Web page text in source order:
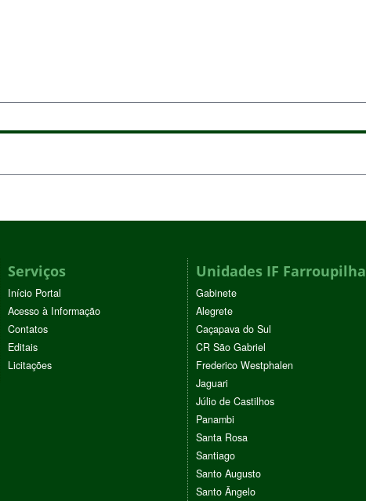
Serviços
Início Portal
Acesso à Informação
Contatos
Editais
Licitações
Unidades IF Farroupilha
Gabinete
Alegrete
Caçapava do Sul
CR São Gabriel
Frederico Westphalen
Jaguari
Júlio de Castilhos
Panambi
Santa Rosa
Santiago
Santo Augusto
Santo Ângelo